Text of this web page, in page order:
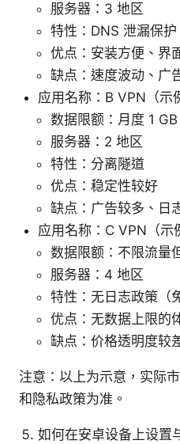
服务器：3 地区
特性：DNS 泄漏保
优点：安装方便、界
缺点：速度波动、广
应用名称：B VPN（示
数据限额：月度 1 GB
服务器：2 地区
特性：分离隧道
优点：稳定性较好
缺点：广告较多、日
应用名称：C VPN（示
数据限额：不限流量
服务器：4 地区
特性：无日志政策（
优点：无数据上限的
缺点：价格透明度较
注意：以上为示意，实际
和隐私政策为准。
如何在安卓设备上设置